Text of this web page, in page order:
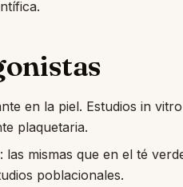
en la piel. Estudios in
plaquetaria.
: las mismas que en el té
poblacionales.